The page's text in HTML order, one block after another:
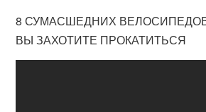
8 СУМАСШЕДНИХ
ВЫ ЗАХОТИТЕ ПРОКАТИТЬСЯ